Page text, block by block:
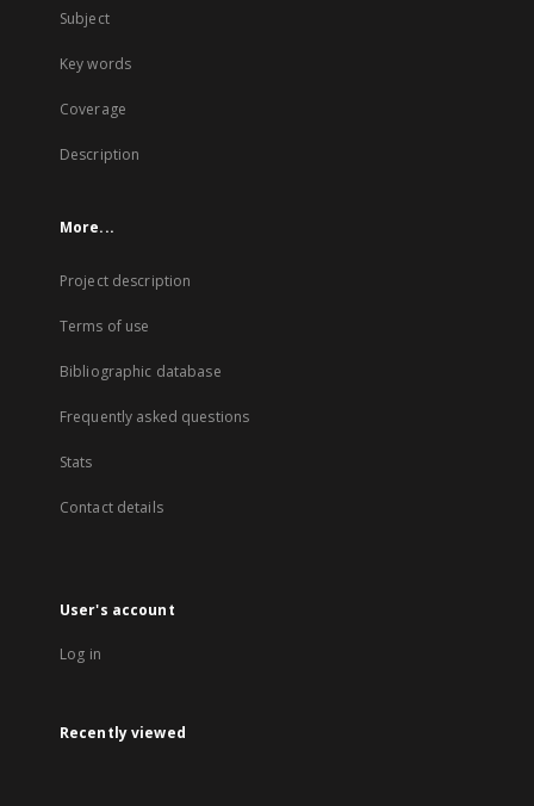
Subject
Key words
Coverage
Description
More...
Project description
Terms of use
Bibliographic database
Frequently asked questions
Stats
Contact details
User's account
Log in
Recently viewed